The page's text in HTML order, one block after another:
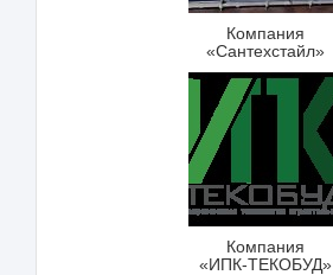
Компания
«Сантехстайл»
Компания
«ИПК-ТЕКОБУД»